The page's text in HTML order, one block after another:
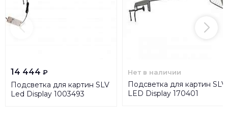
14 444 ₽
Подсветка для картин SLV
Led Display 1003493
Нет в наличии
Подсветка для картин SLV
LED Display 170401